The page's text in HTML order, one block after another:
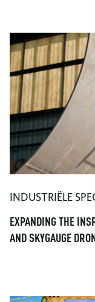
INDUSTRIËLE
EXPANDING THE
AND SKYGAUGE